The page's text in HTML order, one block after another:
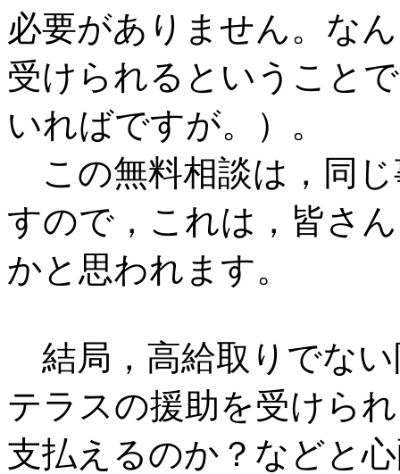
必要がありません。な
受けられるということ
いればですが。）。
この無料相談は，同
すので，これは，皆さ
かと思われます。
結局，高給取りでな
テラスの援助を受けら
支払えるのか？などと